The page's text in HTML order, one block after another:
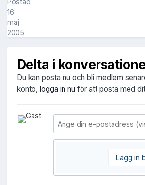
Postad
16
maj
2005
Delta i
Du kan posta nu och bli medlem
konto, logga in nu för att posta med
Lägg in